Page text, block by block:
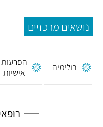
נושאים מרכזיים
בולימיה
הפרעות
אישיות